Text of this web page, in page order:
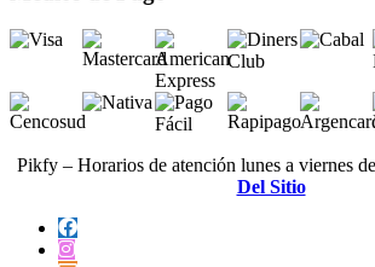
Pikfy – Horarios de atención lunes a viernes
Del Sitio